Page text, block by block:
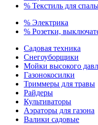
% Текстиль для
% Электрика
% Розетки,
Садовая техника
Снегоуборщики
Мойки высокого
Газонокосилки
Триммеры для травы
Райдеры
Культиваторы
Аэраторы для газона
Валики садовые